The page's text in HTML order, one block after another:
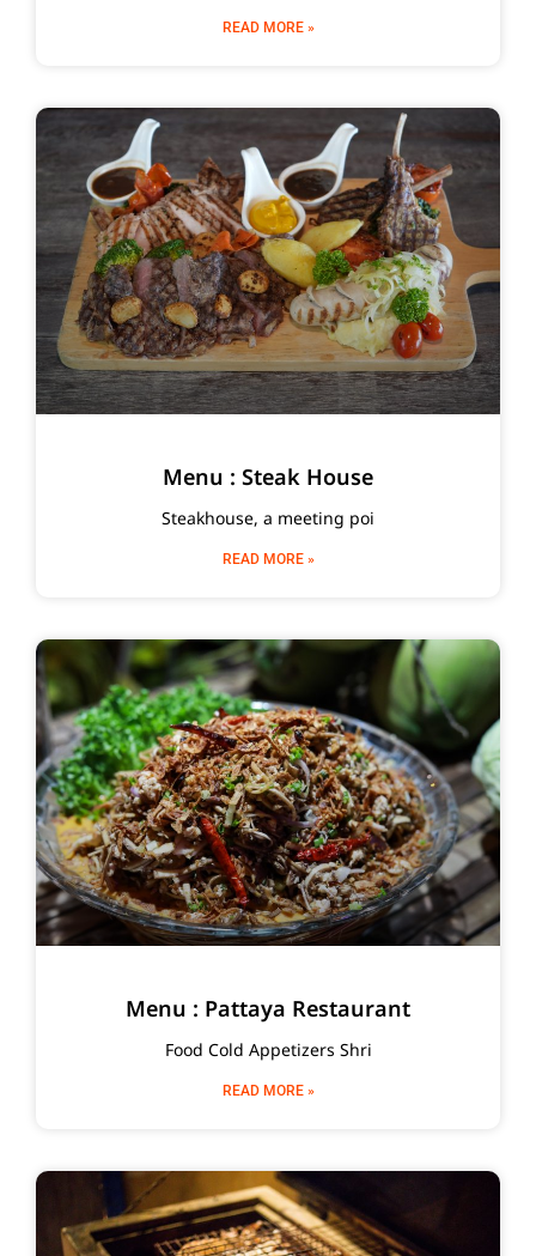
READ MORE »
Menu : Steak House
Steakhouse, a meeting poi
READ MORE »
Menu : Pattaya Restaurant
Food Cold Appetizers Shri
READ MORE »